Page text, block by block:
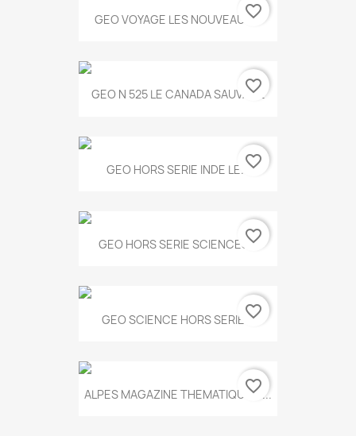
GEO VOYAGE LES NOUVEAUX...
favorite_border
GEO N 525 LE CANADA SAUVAGE
favorite_border
GEO HORS SERIE INDE LE...favorite_border
GEO HORS SERIE SCIENCES...
favorite_border
GEO SCIENCE HORS SERIE...favorite_border
ALPES MAGAZINE THEMATIQUE N...
favorite_border